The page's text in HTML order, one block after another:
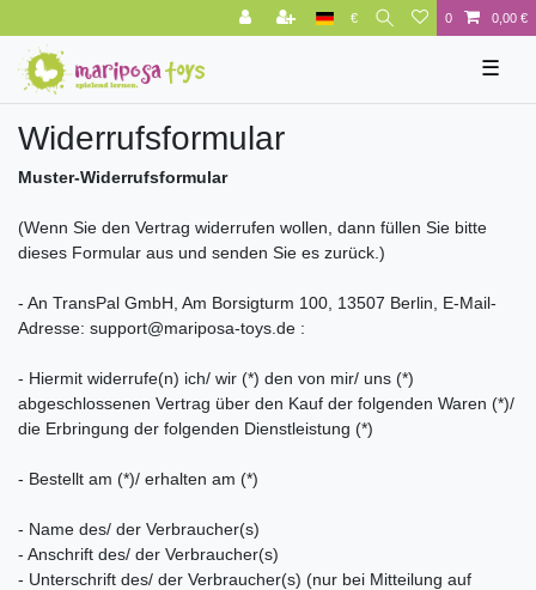
€ 0 0,00 €
☰
Widerrufs­formular
Muster-Widerrufsformular
(Wenn Sie den Vertrag widerrufen wollen, dann füllen Sie bitte
dieses Formular aus und senden Sie es zurück.)
- An TransPal GmbH, Am Borsigturm 100, 13507 Berlin, E-Mail-
Adresse: support@mariposa-toys.de :
- Hiermit widerrufe(n) ich/ wir (*) den von mir/ uns (*)
abgeschlossenen Vertrag über den Kauf der folgenden Waren (*)/
die Erbringung der folgenden Dienstleistung (*)
- Bestellt am (*)/ erhalten am (*)
- Name des/ der Verbraucher(s)
- Anschrift des/ der Verbraucher(s)
- Unterschrift des/ der Verbraucher(s) (nur bei Mitteilung auf